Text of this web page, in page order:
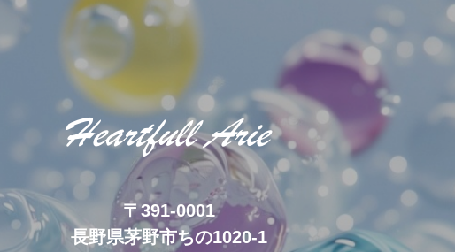
〒391-0001
長野県茅野市ちの1020-1